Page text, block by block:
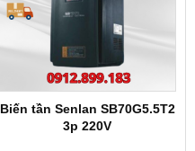
Biến tần Senlan SB70G5.5T2
3p 220V